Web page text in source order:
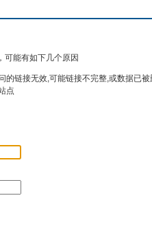
可能有如下几个原因
的链接无效,可能链接不完整,或数据已
点